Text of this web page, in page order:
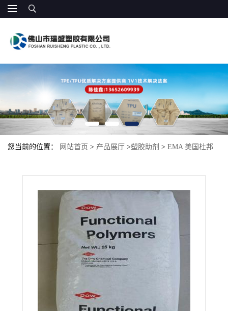
您当前的位置： 网站首页 > 产品展厅 >塑胶助剂 > EMA 美国杜邦